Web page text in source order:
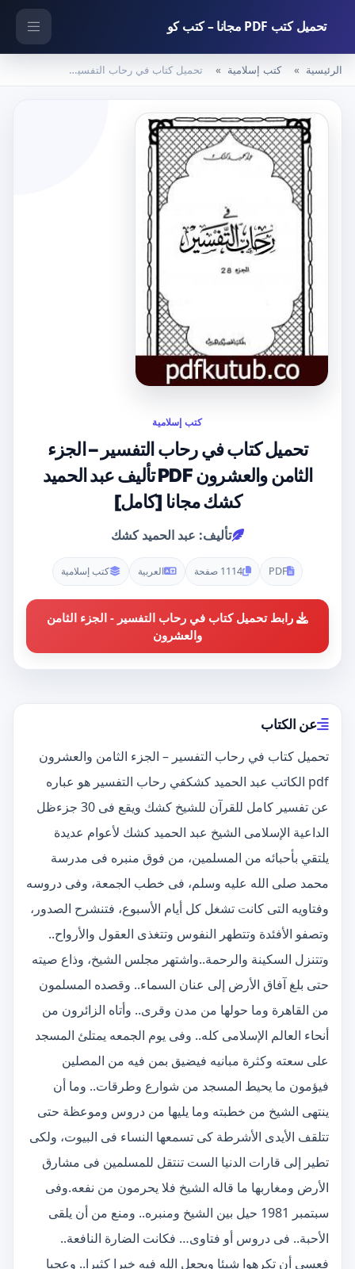
تحميل كتب PDF مجانا – كتب كو
الرئيسية كتب إسلامية تحميل كتاب في رحاب التفسير – الجزء الثامن والعشرون PDF تأليف عبد الحميد كشك مجانا [كامل]
كتب إسلامية
تحميل كتاب في رحاب التفسير – الجزء
الثامن والعشرون PDF تأليف عبد الحميد
كشك مجانا [كامل]
تأليف: عبد الحميد كشك
PDF 1114 صفحة العربية كتب إسلامية
رابط تحميل كتاب في رحاب التفسير - الجزء الثامن
والعشرون
عن الكتاب
تحميل كتاب في رحاب التفسير – الجزء الثامن والعشرون
pdf الكاتب عبد الحميد كشكفي رحاب التفسير هو عباره
عن تفسير كامل للقرآن للشيخ كشك ويقع فى 30 جزءظل
الداعية الإسلامى الشيخ عبد الحميد كشك لأعوام عديدة
يلتقي بأحبائه من المسلمين، من فوق منبره فى مدرسة
محمد صلى الله عليه وسلم، فى خطب الجمعة، وفى دروسه
وفتاويه التى كانت تشغل كل أيام الأسبوع، فتنشرح الصدور،
وتصفو الأفئدة وتتطهر النفوس وتتغذى العقول والأرواح..
وتتنزل السكينة والرحمة..واشتهر مجلس الشيخ، وذاع صيته
حتى بلغ آفاق الأرض إلى عنان السماء.. وقصده المسلمون
من القاهرة وما حولها من مدن وقرى.. وأتاه الزائرون من
أنحاء العالم الإسلامى كله.. وفى يوم الجمعه يمتلئ المسجد
على سعته وكثرة مبانيه فيضيق بمن فيه من المصلين
فيؤمون ما يحيط المسجد من شوارع وطرقات.. وما أن
ينتهى الشيخ من خطبته وما يليها من دروس وموعظة حتى
تتلقف الأيدى الأشرطة كى تسمعها النساء فى البيوت، ولكى
تطير إلى قارات الدنيا الست تنتقل للمسلمين فى مشارق
الأرض ومغاربها ما قاله الشيخ فلا يحرمون من نفعه.وفى
سبتمبر 1981 حيل بين الشيخ ومنبره.. ومنع من أن يلقى
الأحبة.. فى دروس أو فتاوى… فكانت الضارة النافعة..
فعسى أن تكرهوا شيئا ويجعل الله فيه خيرا كثيرا.. وعجبا